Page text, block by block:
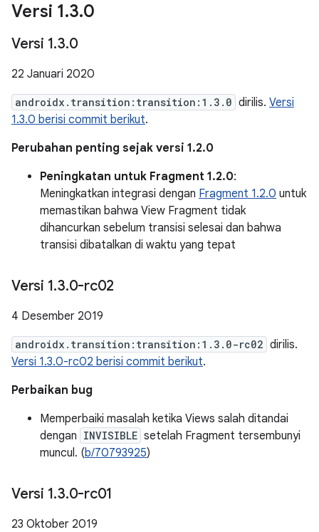
Versi 1.3.0
Versi 1.3.0
22 Januari 2020
androidx.transition:transition:1.3.0 dirilis. Versi
1.3.0 berisi commit berikut.
Perubahan penting sejak versi 1.2.0
Peningkatan untuk Fragment 1.2.0:
Meningkatkan integrasi dengan Fragment 1.2.0 untuk
memastikan bahwa View Fragment tidak
dihancurkan sebelum transisi selesai dan bahwa
transisi dibatalkan di waktu yang tepat
Versi 1.3.0-rc02
4 Desember 2019
androidx.transition:transition:1.3.0-rc02 dirilis.
Versi 1.3.0-rc02 berisi commit berikut.
Perbaikan bug
Memperbaiki masalah ketika Views salah ditandai
dengan INVISIBLE setelah Fragment tersembunyi
muncul. (b/70793925)
Versi 1.3.0-rc01
23 Oktober 2019